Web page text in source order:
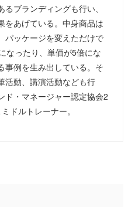
るブランディングも行い、
をあげている。中身商品は
パッケージを変えただけで
なったり、単価が5倍にな
事例を生み出している。そ
活動、講演活動なども行
ド・マネージャー認定協会2
ドルトレーナー。